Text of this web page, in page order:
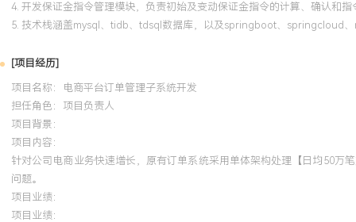
4. 开发保证金指令管理模块，负责初始及变动保证金指令的计算、确认和
5. 技术栈涵盖mysql、tidb、tdsql数据库，以及springboot、springcloud
[项目经历]
项目名称：电商平台订单管理子系统开发
担任角色： 项目负责人
项目背景：
项目内容：
针对公司电商业务快速增长，原有订单系统采用单体架构处理【日均50万
问题。
项目业绩：
项目业绩：